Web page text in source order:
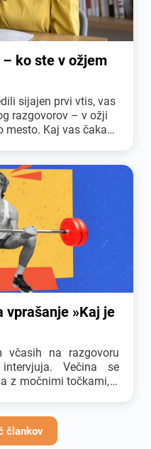
ko ste v ožjem
sijajen prvi vtis, vas
razgovorov – v ožji
mesto. Kaj vas čaka
vprašanje »Kaj je
včasih na razgovoru
Večina se
z močnimi točkami, a
kandidata in načine
pritiskom, a marsikdo
člankov